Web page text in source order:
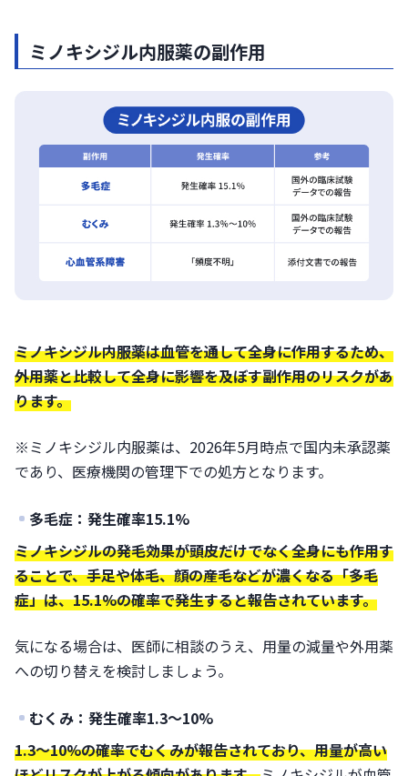
ミノキシジル内服薬の副作用
ミノキシジル内服薬は血管を通して全身に作用するため、
外用薬と比較して全身に影響を及ぼす副作用のリスクがあ
ります。
※ミノキシジル内服薬は、2026年5月時点で国内未承認薬
であり、医療機関の管理下での処方となります。
多毛症：発生確率15.1%
ミノキシジルの発毛効果が頭皮だけでなく全身にも作用す
ることで、手足や体毛、顔の産毛などが濃くなる「多毛
症」は、15.1%の確率で発生すると報告されています。
気になる場合は、医師に相談のうえ、用量の減量や外用薬
への切り替えを検討しましょう。
むくみ：発生確率1.3〜10%
1.3〜10%の確率でむくみが報告されており、用量が高い